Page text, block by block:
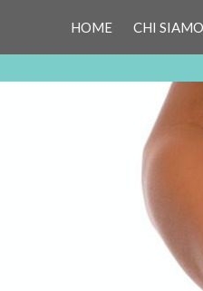
HOME CHI SIAMO